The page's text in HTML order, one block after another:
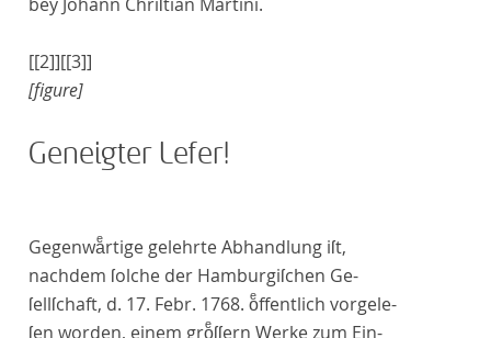
[[2]][[3]]
[figure]
Geneigter Leſer!
Gegenwaͤrtige gelehrte Abhandlung iſt,
nachdem ſolche der Hamburgiſchen Ge-
ſellſchaft, d. 17. Febr. 1768. oͤffentlich vorgele-
ſen worden, einem groͤſſern Werke zum Ein-